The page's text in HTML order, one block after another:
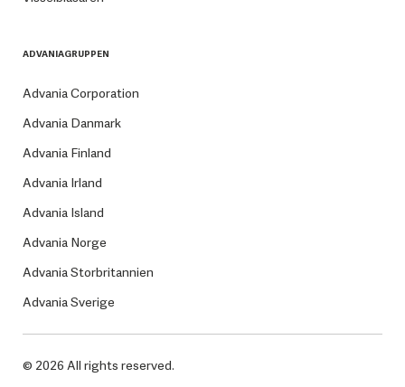
ADVANIAGRUPPEN
Advania Corporation
Advania Danmark
Advania Finland
Advania Irland
Advania Island
Advania Norge
Advania Storbritannien
Advania Sverige
© 2026 All rights reserved.